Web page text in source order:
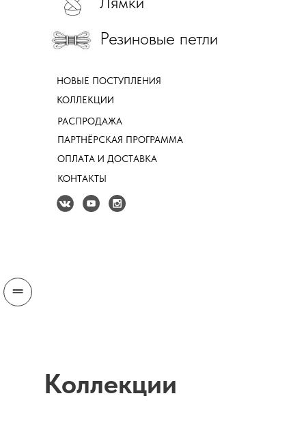
Резиновые петли
НОВЫЕ ПОСТУПЛЕНИЯ
КОЛЛЕКЦИИ
ПАРТНЁРСКАЯ ПРОГРАММА
КОНТАКТЫ
ОПЛАТА И ДОСТАВКА
РАСПРОДАЖА
Коллекции